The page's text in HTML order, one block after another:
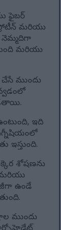
ఫైబర్
మరియు
నెమ్మదిగా
మరియు
చేసే ముందు
ఇది
ఇస్తుంది.
శోషణను
మరియు
ఉండే
ముందు